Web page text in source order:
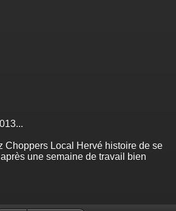
Choppers Local Hervé histoire de se
une semaine de travail bien